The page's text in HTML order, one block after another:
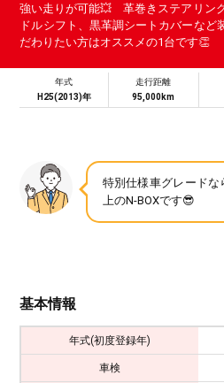
強い走りが可能💥 革巻きステアリン
ドルシフト、黒革調シートカバーな
だわりたい方はオススメの1台です👏
年式
H25(2013)年
走行距離
95,000km
特別仕様車グレードな
上のN-BOXです😎
基本情報
年式(初度登録年)
車検